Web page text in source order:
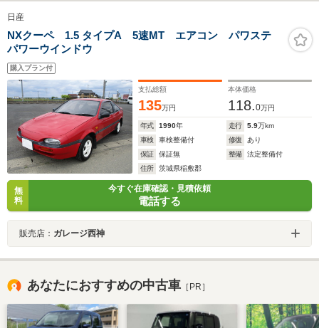
日産
NXクーペ 1.5 タイプA 5速MT エアコン パワステ
パワーウインドウ
購入プラン付
支払総額
135万円
本体価格
118.0万円
年式 1990年 走行 5.9万km
車検
車検整備付 修復
あり
保証
保証無 整備
法定整備付
住所
茨城県稲敷郡
無
料
今すぐ在庫確認・見積依頼
電話する
販売店： ガレージ西神
あなたにおすすめの中古車 ［PR］